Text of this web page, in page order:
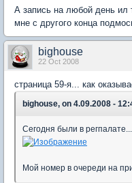
А запись на любой день
мне с другого конца
bighouse
22 Oct 2008
страница 59-я... как
bighouse, on 4.09.2008 -
Сегодня были в регпалате...
Мой номер в очереди на